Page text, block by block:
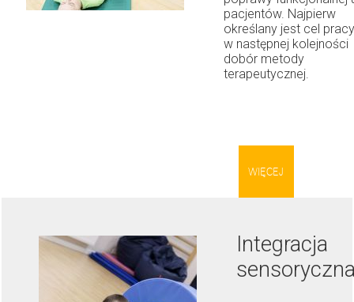
pacjentów. Najpierw
określany jest cel
w następnej kolejności
dobór metody
terapeutycznej.
WIĘCEJ
Integracja